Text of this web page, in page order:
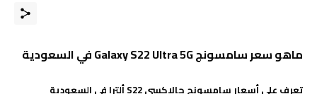
ماهو سعر سامسونج Galaxy S22 Ultra 5G في السعودية
تعرف على أسعار سامسونج جالاكسي S22 ألترا في السعودية